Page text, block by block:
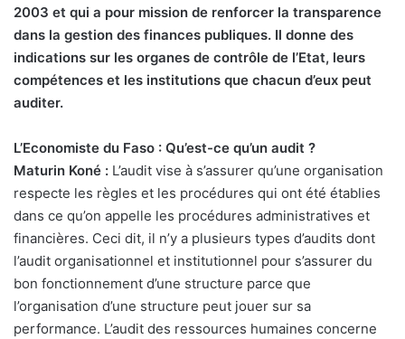
2003 et qui a pour mission de renforcer la transparence
dans la gestion des finances publiques. Il donne des
indications sur les organes de contrôle de l’Etat, leurs
compétences et les institutions que chacun d’eux peut
auditer.
L’Economiste du Faso : Qu’est-ce qu’un audit ?
Maturin Koné : L’audit vise à s’assurer qu’une organisation
respecte les règles et les procédures qui ont été établies
dans ce qu’on appelle les procédures administratives et
financières. Ceci dit, il n’y a plusieurs types d’audits dont
l’audit organisationnel et institutionnel pour s’assurer du
bon fonctionnement d’une structure parce que
l’organisation d’une structure peut jouer sur sa
performance. L’audit des ressources humaines concerne